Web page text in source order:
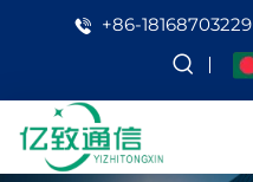
+86-18168703229